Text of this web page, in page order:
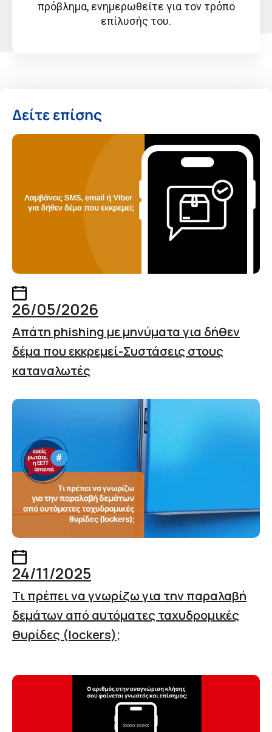
πρόβλημα, ενημερωθείτε για τον τρόπο
επίλυσής του.
Δείτε επίσης
26/05/2026
Απάτη phishing με μηνύματα για δήθεν
δέμα που εκκρεμεί-Συστάσεις στους
καταναλωτές
24/11/2025
Τι πρέπει να γνωρίζω για την παραλαβή
δεμάτων από αυτόματες ταχυδρομικές
θυρίδες (lockers);